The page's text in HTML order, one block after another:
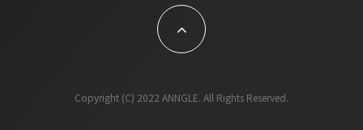
Copyright (C) 2022 ANNGLE. All Rights Reserved.